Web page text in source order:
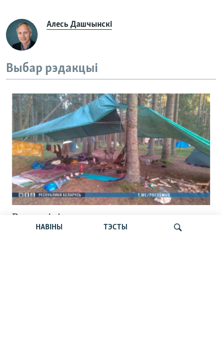
НАВІНЫ ТЭСТЫ
Алесь Дашчынскі
Выбар рэдакцыі
Вызвалілі асуджанага на сем сутак
зьняволеньня ўдзельніка зьезду «Сям’і